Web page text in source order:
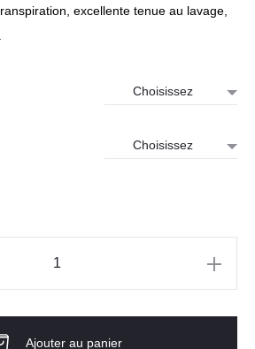
excellente tenue au lavage,
Ajouter au panier